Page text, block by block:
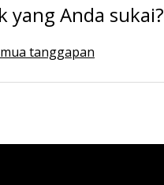
yang Anda sukai?
tanggapan